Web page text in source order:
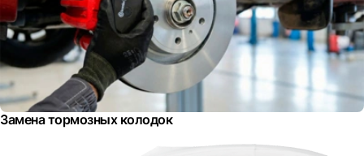
Замена тормозных колодок